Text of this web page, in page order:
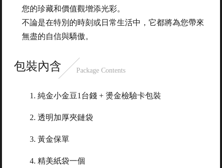
您的珍藏和價值觀增添光彩。
不論是在特別的時刻或日常生活中，它都將為您帶來
無盡的自信與驕傲。
包裝內含 Package Contents
純金小金豆1台錢 + 燙金檢驗卡包裝
透明加厚夾鏈袋
黃金保單
精美紙袋一個